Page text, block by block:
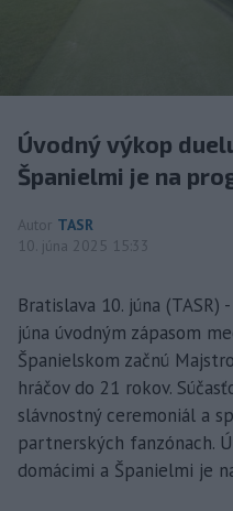
Úvodný výkop
Španielmi je na
Autor TASR
10. júna 2025 15:33
Bratislava 10. júna (TASR)
júna úvodným zápasom
Španielskom začnú
hráčov do 21 rokov.
slávnostný ceremoniál a
partnerských fanzónach.
domácimi a Španielmi je